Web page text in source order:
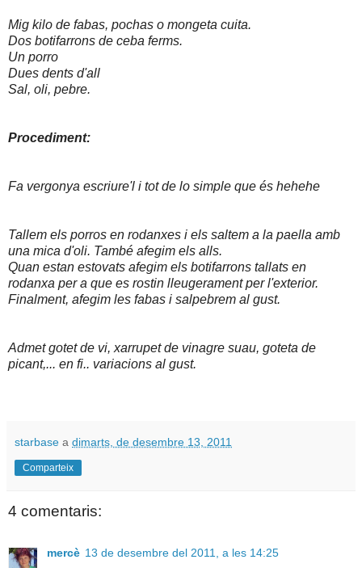
Mig kilo de fabas, pochas o mongeta cuita.
Dos botifarrons de ceba ferms.
Un porro
Dues dents d'all
Sal, oli, pebre.
Procediment:
Fa vergonya escriure'l i tot de lo simple que és hehehe
Tallem els porros en rodanxes i els saltem a la paella amb
una mica d'oli. També afegim els alls.
Quan estan estovats afegim els botifarrons tallats en
rodanxa per a que es rostin lleugerament per l'exterior.
Finalment, afegim les fabas i salpebrem al gust.
Admet gotet de vi, xarrupet de vinagre suau, goteta de
picant,... en fi.. variacions al gust.
starbase a dimarts, de desembre 13, 2011
Comparteix
4 comentaris:
mercè 13 de desembre del 2011, a les 14:25